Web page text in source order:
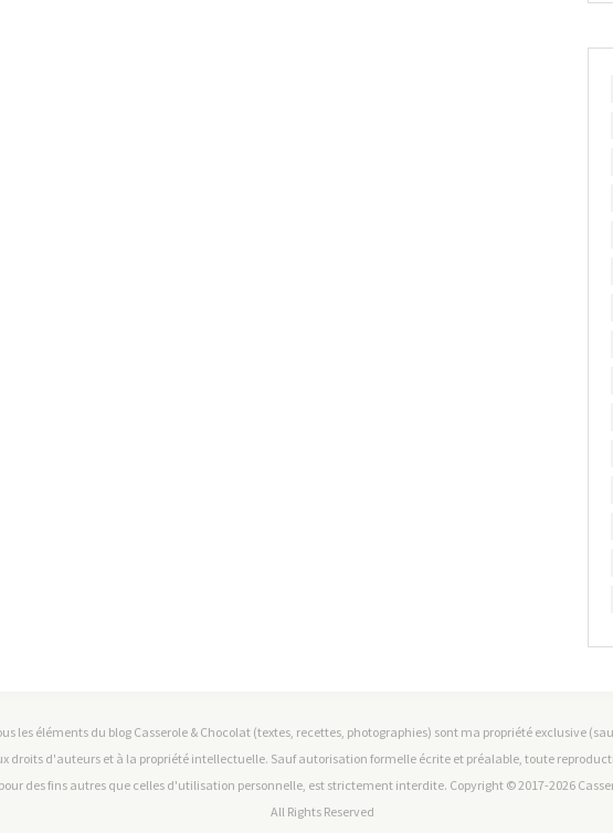
les éléments du blog Casserole & Chocolat (textes, recettes, photographies) sont ma propriété exclusive
droits d'auteurs et à la propriété intellectuelle. Sauf autorisation formelle écrite et préalable, toute
des fins autres que celles d'utilisation personnelle, est strictement interdite. Copyright © 2017-2026
All Rights Reserved